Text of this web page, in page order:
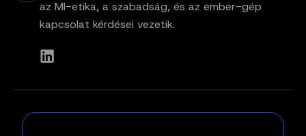
az MI-etika, a szabadság, és az ember-gép
kapcsolat kérdései vezetik.